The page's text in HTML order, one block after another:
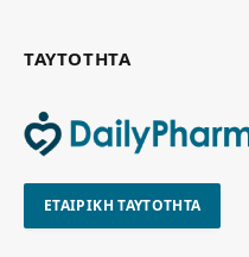
ΤΑΥΤΟΤΗΤΑ
ΕΤΑΙΡΙΚΗ ΤΑΥΤΟΤΗΤΑ